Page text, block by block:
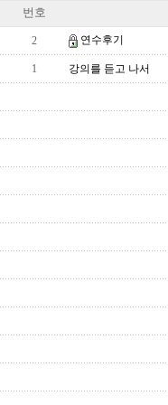
번호
2 연수후기
1 강의를 듣고 나서